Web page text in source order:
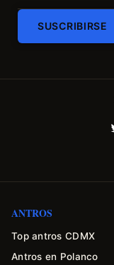
SUSCRIBIRSE
ANTROS
Top antros CDMX
Antros en Polanco